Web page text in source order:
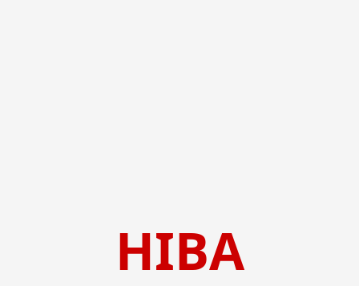
HIBA